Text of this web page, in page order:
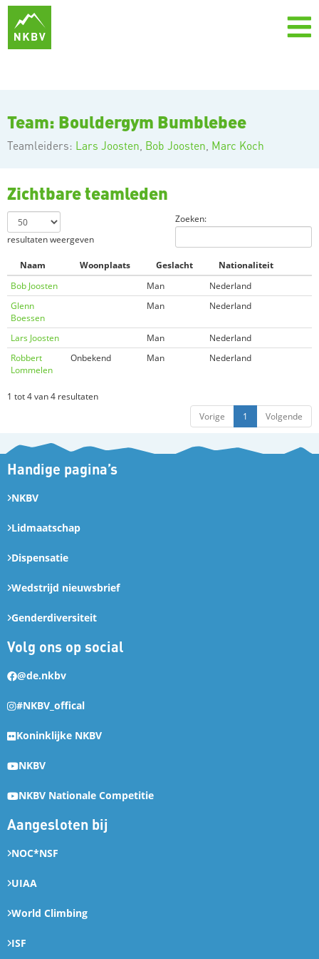
Team: Bouldergym Bumblebee
Teamleiders: Lars Joosten, Bob Joosten, Marc Koch
Zichtbare teamleden
resultaten weergeven
Zoeken:
Naam Woonplaats Geslacht
Nationaliteit
Bob Joosten
Man
Nederland
Glenn
Boessen
Man Nederland
Lars Joosten Man
Nederland
Robbert
Lommelen
Onbekend Man Nederland
1 tot 4 van 4 resultaten
Vorige
1 Volgende
Handige pagina’s
NKBV
Lidmaatschap
Dispensatie
Wedstrijd nieuwsbrief
Genderdiversiteit
Volg ons op social
@de.nkbv
#NKBV_offical
Koninklijke NKBV
NKBV
NKBV Nationale Competitie
Aangesloten bij
NOC*NSF
UIAA
World Climbing
ISF